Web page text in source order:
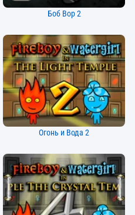
Боб Вор 2
Огонь и Вода 2